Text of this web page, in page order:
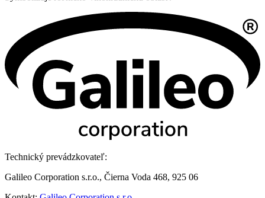
Technický prevádzkovateľ:
Galileo Corporation s.r.o., Čierna Voda 468, 925 06